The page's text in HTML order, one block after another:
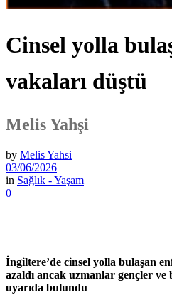
Cinsel yolla
vakaları düştü
Melis Yahşi
by Melis Yahsi
03/06/2026
in Sağlık - Yaşam
0
İngiltere’de cinsel yolla bulaşan
azaldı ancak uzmanlar gençler ve
uyarıda bulundu